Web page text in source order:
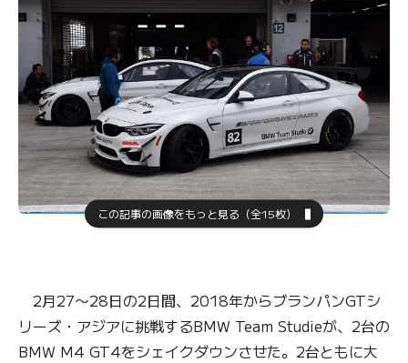
この記事の画像をもっと見る（全15枚）
2月27〜28日の2日間、2018年からブランパンGTシ
リーズ・アジアに挑戦するBMW Team Studieが、2台の
BMW M4 GT4をシェイクダウンさせた。2台ともに大